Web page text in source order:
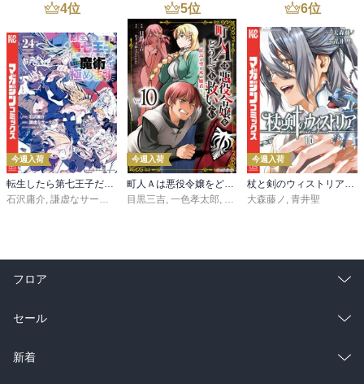
4位
今週入荷
転生したら第七王子だったので、気ままに魔術を極めます（２４）
石沢庸介, 謙虚なサークル メル。
5位
今週入荷
町人Ａは悪役令嬢をどうしても救いたい ～どぶと空と氷の姫君～１０【電子書店共通特典イラスト付】
目黒三吉, 一色孝太郎, Parum
6位
今週入荷
杖と剣のウィストリア（１６）
大森藤ノ , 青井聖
フロア
総合
ラノベ
セール
総合
新着